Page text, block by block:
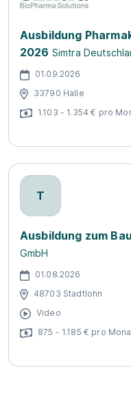
Ausbildung
2026 Simtra
01.09.2026
33790 Halle
1.103 - 1.354 € pro
T
Ausbildung zum
GmbH
01.08.2026
48703 Stadtlohn
Video
875 - 1.185 € pro